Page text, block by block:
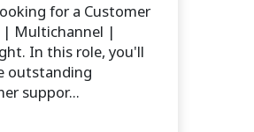
for a Customer
| Multichannel |
In this role, you'll
outstanding
suppor...